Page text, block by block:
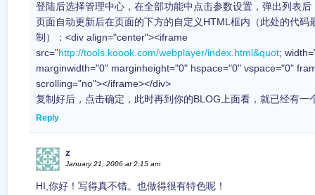
登陆后选择管理中心，在全部功能中点击参数设置，弹出列表
页面自动更新后在页面的下方的自定义HTML框内（此处的代码
制）：<div align="center"><iframe
src="http://tools.koook.com/webplayer/index.html&quot;
marginwidth="0" marginheight="0" hspace="0" vspace="0"
scrolling="no"></iframe></div>
复制好后，点击确定，此时再到你的BLOG上面看，就已经有
Reply
z
January 21, 2006 at 2:15 am
HI,你好！写得真不错。也做得很有特色呢！